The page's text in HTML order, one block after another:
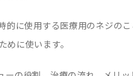
に使用する医療用のネジの
に使います。